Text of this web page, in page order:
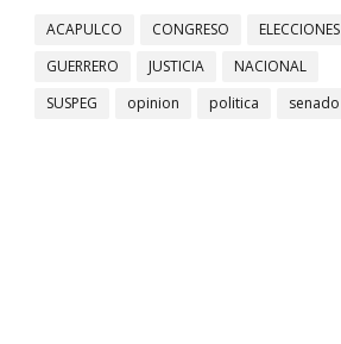
ACAPULCO CONGRESO
ELECCIONES
GUERRERO
JUSTICIA
NACIONAL
SUSPEG
opinion politica senado